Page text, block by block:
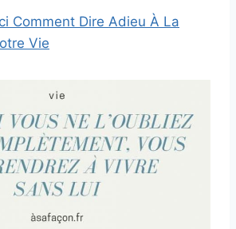
Comment Dire Adieu À La
Vie